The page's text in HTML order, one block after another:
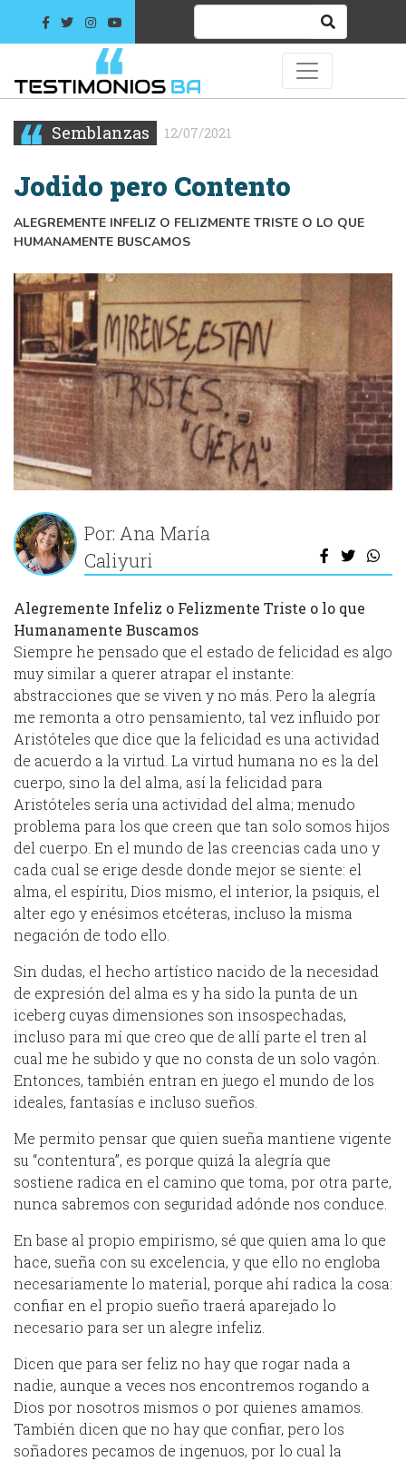
Semblanzas 12/07/2021
Jodido pero Contento
ALEGREMENTE INFELIZ O FELIZMENTE TRISTE O LO QUE
HUMANAMENTE BUSCAMOS
Por: Ana María
Caliyuri
Alegremente Infeliz o Felizmente Triste o lo que
Humanamente Buscamos
Siempre he pensado que el estado de felicidad es algo
muy similar a querer atrapar el instante:
abstracciones que se viven y no más. Pero la alegría
me remonta a otro pensamiento, tal vez influido por
Aristóteles que dice que la felicidad es una actividad
de acuerdo a la virtud. La virtud humana no es la del
cuerpo, sino la del alma, así la felicidad para
Aristóteles sería una actividad del alma; menudo
problema para los que creen que tan solo somos hijos
del cuerpo. En el mundo de las creencias cada uno y
cada cual se erige desde donde mejor se siente: el
alma, el espíritu, Dios mismo, el interior, la psiquis, el
alter ego y enésimos etcéteras, incluso la misma
negación de todo ello.
Sin dudas, el hecho artístico nacido de la necesidad
de expresión del alma es y ha sido la punta de un
iceberg cuyas dimensiones son insospechadas,
incluso para mí que creo que de allí parte el tren al
cual me he subido y que no consta de un solo vagón.
Entonces, también entran en juego el mundo de los
ideales, fantasías e incluso sueños.
Me permito pensar que quien sueña mantiene vigente
su “contentura”, es porque quizá la alegría que
sostiene radica en el camino que toma, por otra parte,
nunca sabremos con seguridad adónde nos conduce.
En base al propio empirismo, sé que quien ama lo que
hace, sueña con su excelencia, y que ello no engloba
necesariamente lo material, porque ahí radica la cosa:
confiar en el propio sueño traerá aparejado lo
necesario para ser un alegre infeliz.
Dicen que para ser feliz no hay que rogar nada a
nadie, aunque a veces nos encontremos rogando a
Dios por nosotros mismos o por quienes amamos.
También dicen que no hay que confiar, pero los
soñadores pecamos de ingenuos, por lo cual la